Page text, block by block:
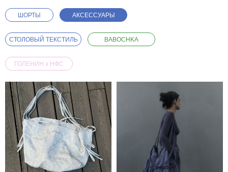
АКСЕССУАРЫ
ШОРТЫ
СТОЛОВЫЙ ТЕКСТИЛЬ BABOCHKA
ГОЛЕНИН x НФС